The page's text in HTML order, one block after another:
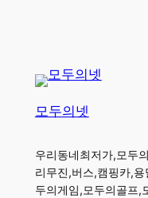
모두의넷
우리동네최저가,모두
리무진,버스,캠핑카,
두의게임,모두의골프,